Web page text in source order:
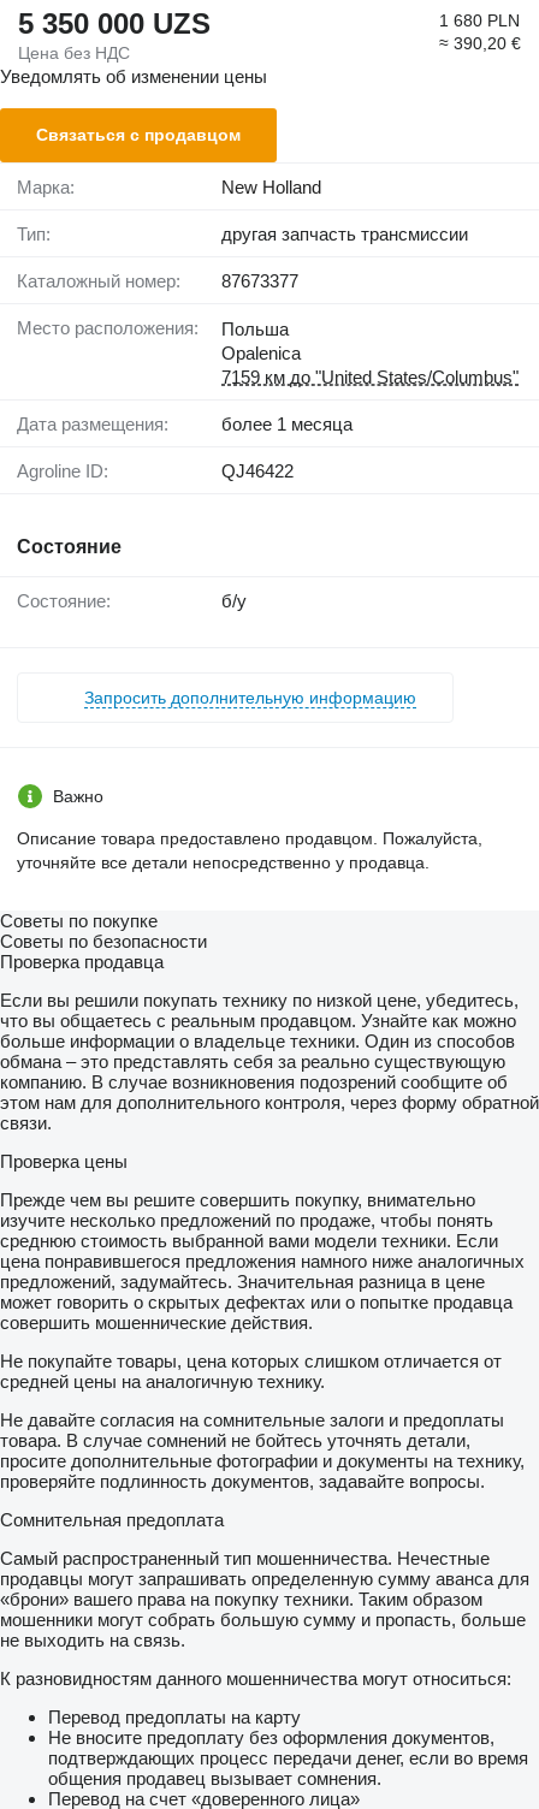
5 350 000 UZS
Цена без НДС
1 680 PLN
≈ 390,20 €
Уведомлять об изменении цены
Связаться с продавцом
Марка: New Holland
Тип: другая запчасть трансмиссии
Каталожный номер: 87673377
Место расположения:
Польша
Opalenica
7159 км до "United States/Columbus"
Дата размещения: более 1 месяца
Agroline ID: QJ46422
Состояние
Состояние: б/у
Запросить дополнительную информацию
Важно
Описание товара предоставлено продавцом. Пожалуйста,
уточняйте все детали непосредственно у продавца.
Советы по покупке
Советы по безопасности
Проверка продавца
Если вы решили покупать технику по низкой цене, убедитесь,
что вы общаетесь с реальным продавцом. Узнайте как можно
больше информации о владельце техники. Один из способов
обмана – это представлять себя за реально существующую
компанию. В случае возникновения подозрений сообщите об
этом нам для дополнительного контроля, через форму обратной
связи.
Проверка цены
Прежде чем вы решите совершить покупку, внимательно
изучите несколько предложений по продаже, чтобы понять
среднюю стоимость выбранной вами модели техники. Если
цена понравившегося предложения намного ниже аналогичных
предложений, задумайтесь. Значительная разница в цене
может говорить о скрытых дефектах или о попытке продавца
совершить мошеннические действия.
Не покупайте товары, цена которых слишком отличается от
средней цены на аналогичную технику.
Не давайте согласия на сомнительные залоги и предоплаты
товара. В случае сомнений не бойтесь уточнять детали,
просите дополнительные фотографии и документы на технику,
проверяйте подлинность документов, задавайте вопросы.
Сомнительная предоплата
Самый распространенный тип мошенничества. Нечестные
продавцы могут запрашивать определенную сумму аванса для
«брони» вашего права на покупку техники. Таким образом
мошенники могут собрать большую сумму и пропасть, больше
не выходить на связь.
К разновидностям данного мошенничества могут относиться:
Перевод предоплаты на карту
Не вносите предоплату без оформления документов,
подтверждающих процесс передачи денег, если во время
общения продавец вызывает сомнения.
Перевод на счет «доверенного лица»